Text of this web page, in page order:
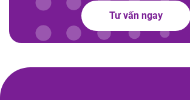
Tư vấn ngay